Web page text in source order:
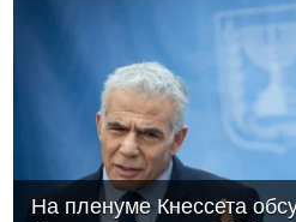
альтернативный способ
пользой для военной
На пленуме Кнессета